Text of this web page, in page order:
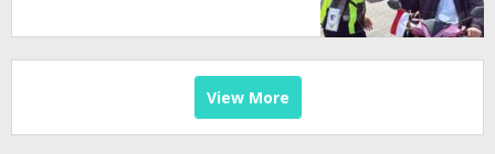
View More